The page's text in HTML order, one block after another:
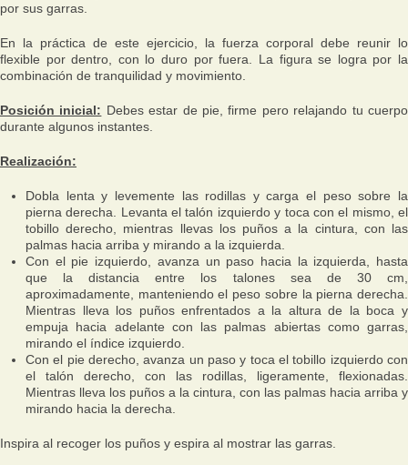
por sus garras.
En la práctica de este ejercicio, la fuerza corporal debe reunir lo
flexible por dentro, con lo duro por fuera. La figura se logra por la
combinación de tranquilidad y movimiento.
Posición inicial: Debes estar de pie, firme pero relajando tu cuerpo
durante algunos instantes.
Realización:
Dobla lenta y levemente las rodillas y carga el peso sobre la
pierna derecha. Levanta el talón izquierdo y toca con el mismo, el
tobillo derecho, mientras llevas los puños a la cintura, con las
palmas hacia arriba y mirando a la izquierda.
Con el pie izquierdo, avanza un paso hacia la izquierda, hasta
que la distancia entre los talones sea de 30 cm,
aproximadamente, manteniendo el peso sobre la pierna derecha.
Mientras lleva los puños enfrentados a la altura de la boca y
empuja hacia adelante con las palmas abiertas como garras,
mirando el índice izquierdo.
Con el pie derecho, avanza un paso y toca el tobillo izquierdo con
el talón derecho, con las rodillas, ligeramente, flexionadas.
Mientras lleva los puños a la cintura, con las palmas hacia arriba y
mirando hacia la derecha.
Inspira al recoger los puños y espira al mostrar las garras.